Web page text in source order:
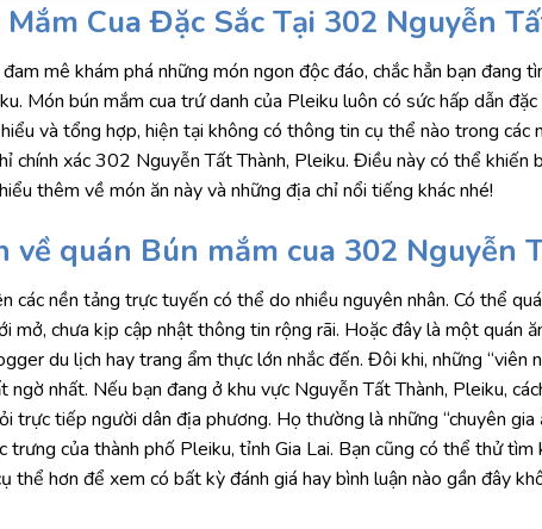
Cua Đặc Sắc Tại 302 Nguyễn
mê khám phá những món ngon độc đáo, chắc hẳn bạn đang
Món bún mắm cua trứ danh của Pleiku luôn có sức hấp dẫn
và tổng hợp, hiện tại không có thông tin cụ thể nào trong
chính xác 302 Nguyễn Tất Thành, Pleiku. Điều này có thể khiến
thêm về món ăn này và những địa chỉ nổi tiếng khác nhé!
quán Bún mắm cua 302 Nguyễn
các nền tảng trực tuyến có thể do nhiều nguyên nhân. Có thể
mở, chưa kịp cập nhật thông tin rộng rãi. Hoặc đây là một quán
du lịch hay trang ẩm thực lớn nhắc đến. Đôi khi, những “viên
ngờ nhất. Nếu bạn đang ở khu vực Nguyễn Tất Thành, Pleiku,
trực tiếp người dân địa phương. Họ thường là những “chuyên
trưng của thành phố Pleiku, tỉnh Gia Lai. Bạn cũng có thể thử
thể hơn để xem có bất kỳ đánh giá hay bình luận nào gần đây